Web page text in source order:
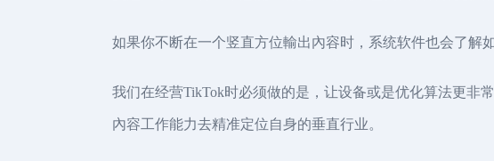
如果你不断在一个竖直方位輸出內容时，系统软件也会了解
我们在经营TikTok时必须做的是，让设备或是优化算法更非
內容工作能力去精准定位自身的垂直行业。